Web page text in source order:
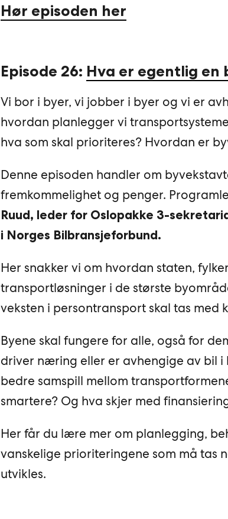
Hør episoden her
Episode 26: Hva er egentlig en
Vi bor i byer, vi jobber i byer og vi er
hvordan planlegger vi
hva som skal prioriteres? Hvordan er
Denne episoden handler om
fremkommelighet og penger.
Ruud, leder for Oslopakke 3-
i Norges Bilbransjeforbund.
Her snakker vi om hvordan staten,
transportløsninger i de største
veksten i persontransport skal tas med
Byene skal fungere for alle, også for
driver næring eller er avhengige av bil
bedre samspill mellom
smartere? Og hva skjer med
Her får du lære mer om planlegging,
vanskelige prioriteringene som må tas
utvikles.